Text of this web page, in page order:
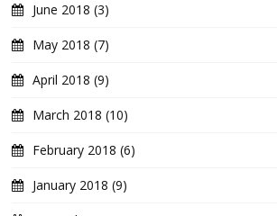
June 2018 (3)
May 2018 (7)
April 2018 (9)
March 2018 (10)
February 2018 (6)
January 2018 (9)